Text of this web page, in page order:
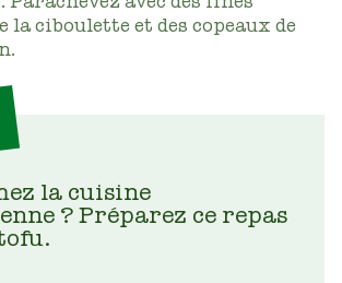
la ciboulette et des copeaux de
la cuisine
? Préparez ce repas